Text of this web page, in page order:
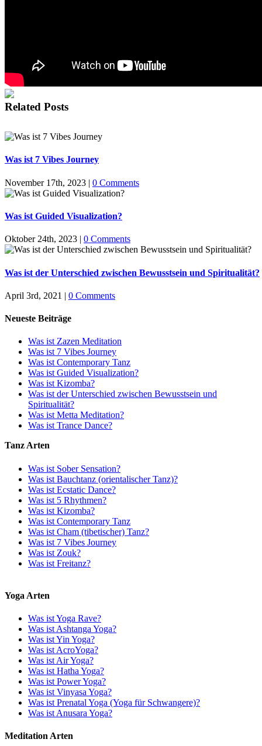
Related Posts
Was ist 7 Vibes Journey
November 17th, 2023 | 0 Comments
Was ist Guided Visualization?
Oktober 24th, 2023 | 0 Comments
Was ist der Unterschied zwischen Bewusstsein und Spiritualität?
April 3rd, 2021 | 0 Comments
Neueste Beiträge
Was ist Zazen Meditation
Was ist 7 Vibes Journey
Was ist Contemporary Tanz
Was ist Guided Visualization?
Was ist Kizomba?
Was ist der Unterschied zwischen Bewusstsein und
Spiritualität?
Was ist Metta Meditation?
Was ist Trance Dance?
Tanz Arten
Was ist Sober Sensation?
Was ist Bauchtanz (orientalischer Tanz)?
Was ist Ecstatic Dance?
Was ist 5 Rhythmen?
Was ist Kizomba?
Was ist Contemporary Tanz
Was ist Cham (tibetischer) Tanz?
Was ist 7 Vibes Journey
Was ist Zouk?
Was ist Freitanz?
Yoga Arten
Was ist Yoga Rave?
Was ist Ashtanga Yoga?
Was ist Yin Yoga?
Was ist AcroYoga?
Was ist Air Yoga?
Was ist Hatha Yoga?
Was ist Power Yoga?
Was ist Vinyasa Yoga?
Was ist Prenatal Yoga (Yoga für Schwangere)?
Was ist Anusara Yoga?
Meditation Arten